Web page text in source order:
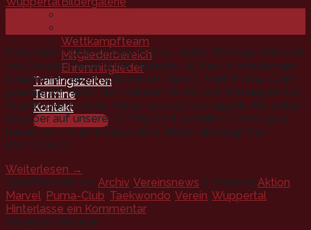
Wettkampfteam
Mitgliederbereich
Ehrenmitglieder
Trainingszeiten
Termine
Kontakt
Mitgliedschaft
Foto:Kemal Cinar Unsere Aktion – keine Beiträge während
der Corona-Pause & die nächsten 25 Neu-Anmeldungen
bekommen einen Dobok bzw. Marvel-Shirt (Puma-Club)
geschenkt! Hinter den Kulissen laufen die Planungen auf
Hochtouren und der Verein wächst fast täglich. Wir wollen
uns aber auf unseren Erfolg nicht ausruhen, deswegen
haben wir uns eine besondere Aktion überlegt Die
nächsten […]
Weiterlesen →
Veröffentlicht am Archiv, Vereinsnews Markiert Aktion,
Marvel, Puma-Club, Taekwondo, Verein, Wuppertal
Hinterlasse ein Kommentar
Neueste Beiträge